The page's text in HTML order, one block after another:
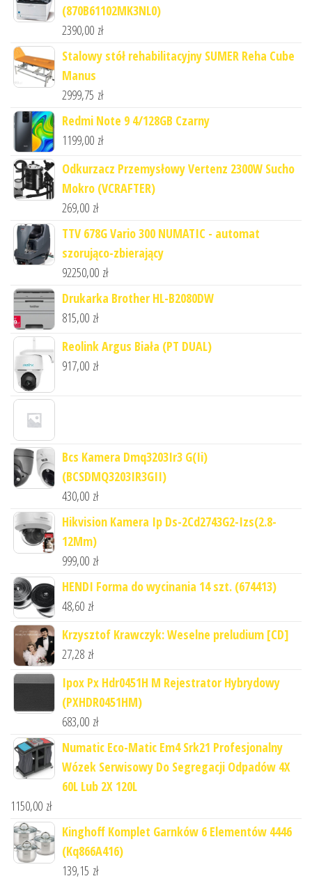
(870B61102MK3NL0)
2390,00 zł
Stalowy stół rehabilitacyjny SUMER Reha Cube
Manus
2999,75 zł
Redmi Note 9 4/128GB Czarny
1199,00 zł
Odkurzacz Przemysłowy Vertenz 2300W Sucho
Mokro (VCRAFTER)
269,00 zł
TTV 678G Vario 300 NUMATIC - automat
szorująco-zbierający
92250,00 zł
Drukarka Brother HL-B2080DW
815,00 zł
Reolink Argus Biała (PT DUAL)
917,00 zł
Bcs Kamera Dmq3203Ir3 G(Ii)
(BCSDMQ3203IR3GII)
430,00 zł
Hikvision Kamera Ip Ds-2Cd2743G2-Izs(2.8-
12Mm)
999,00 zł
HENDI Forma do wycinania 14 szt. (674413)
48,60 zł
Krzysztof Krawczyk: Weselne preludium [CD]
27,28 zł
Ipox Px Hdr0451H M Rejestrator Hybrydowy
(PXHDR0451HM)
683,00 zł
Numatic Eco-Matic Em4 Srk21 Profesjonalny
Wózek Serwisowy Do Segregacji Odpadów 4X
60L Lub 2X 120L
1150,00 zł
Kinghoff Komplet Garnków 6 Elementów 4446
(Kq866A416)
139,15 zł